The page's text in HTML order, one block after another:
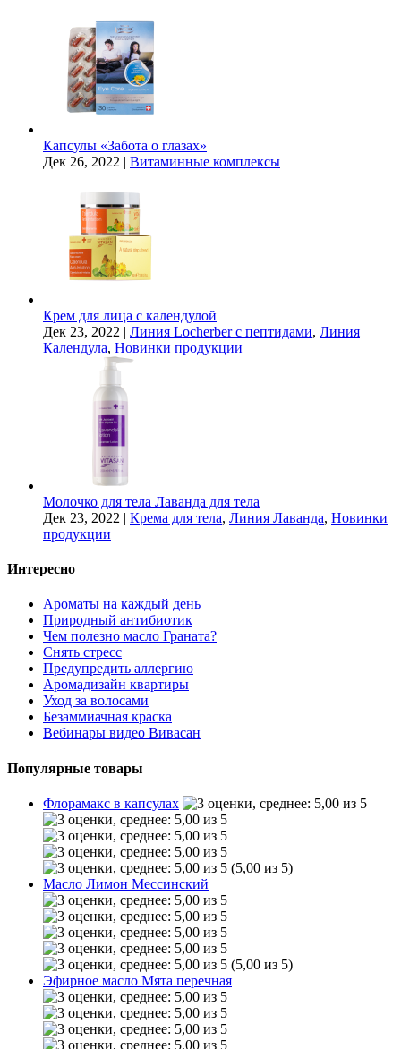
Капсулы «Забота о глазах»
Дек 26, 2022 | Витаминные комплексы
Крем для лица с календулой
Дек 23, 2022 | Линия Locherber с пептидами, Линия
Календула, Новинки продукции
Молочко для тела Лаванда для тела
Дек 23, 2022 | Крема для тела, Линия Лаванда, Новинки
продукции
Интересно
Ароматы на каждый день
Природный антибиотик
Чем полезно масло Граната?
Снять стресс
Предупредить аллергию
Аромадизайн квартиры
Уход за волосами
Безаммиачная краска
Вебинары видео Вивасан
Популярные товары
Флорамакс в капсулах
(5,00 из 5)
Масло Лимон Мессинский
(5,00 из 5)
Эфирное масло Мята перечная